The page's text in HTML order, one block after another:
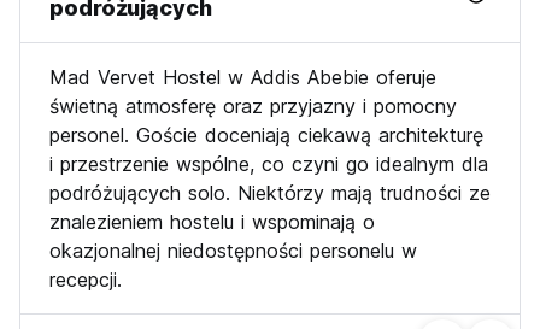
podróżujących
Mad Vervet Hostel w Addis Abebie oferuje
świetną atmosferę oraz przyjazny i pomocny
personel. Goście doceniają ciekawą architekturę
i przestrzenie wspólne, co czyni go idealnym dla
podróżujących solo. Niektórzy mają trudności ze
znalezieniem hostelu i wspominają o
okazjonalnej niedostępności personelu w
recepcji.